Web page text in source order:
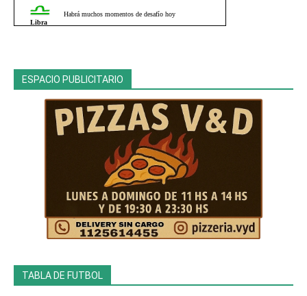
ESPACIO PUBLICITARIO
TABLA DE FUTBOL